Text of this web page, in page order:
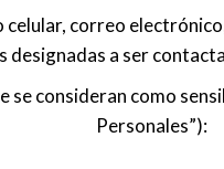
correo
a ser
consideran como
Personales”):